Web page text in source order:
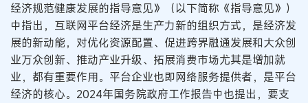
经济规范健康发展的指导意见》（以下简称《指导意见》）
中指出，互联网平台经济是生产力新的组织方式，是经济发
展的新动能，对优化资源配置、促进跨界融通发展和大众创
业万众创新、推动产业升级、拓展消费市场尤其是增加就
业，都有重要作用。平台企业也即网络服务提供者，是平台
经济的核心。2024年国务院政府工作报告中也提出，要支